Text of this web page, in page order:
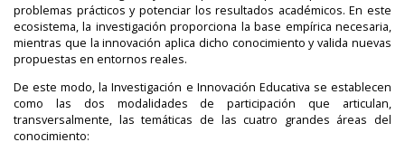
problemas prácticos y potenciar los resultados académicos. En este
ecosistema, la investigación proporciona la base empírica necesaria,
mientras que la innovación aplica dicho conocimiento y valida nuevas
propuestas en entornos reales.
De este modo, la Investigación e Innovación Educativa se establecen
como las dos modalidades de participación que articulan,
transversalmente, las temáticas de las cuatro grandes áreas del
conocimiento: